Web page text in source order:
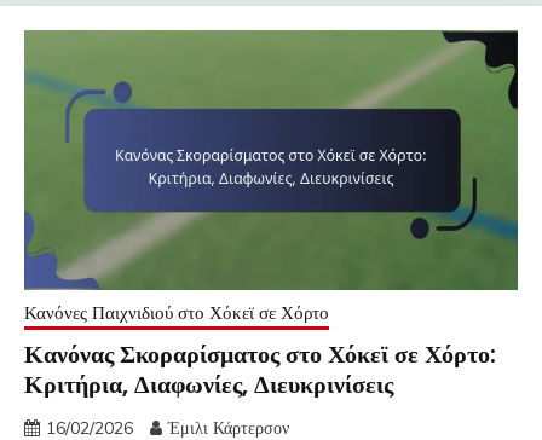
Κανόνες Παιχνιδιού στο Χόκεϊ σε Χόρτο
Κανόνας Σκοραρίσματος στο Χόκεϊ σε Χόρτο:
Κριτήρια, Διαφωνίες, Διευκρινίσεις
16/02/2026 Έμιλι Κάρτερσον